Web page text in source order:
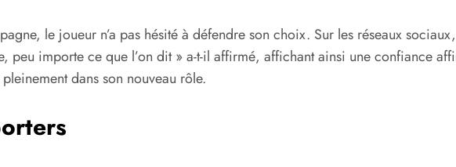
le joueur n’a pas hésité à défendre son choix. Sur les réseaux
importe ce que l’on dit » a-t-il affirmé, affichant ainsi une confiance
dans son nouveau rôle.